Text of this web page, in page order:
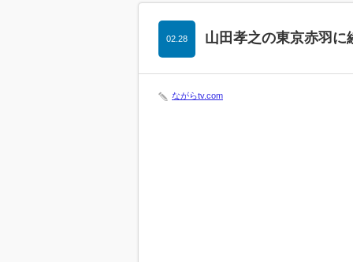
山田孝之の東京赤羽に
02.28
ながらtv.com